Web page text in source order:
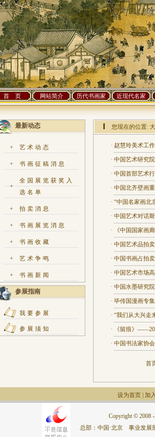
首 页 网站简介 历代书画家 近现代名家
最新动态
+ 艺术动态
+ 书画征稿消息
+
全国展览获奖入
选名单
+ 拍卖消息
+ 书画展览消息
+ 书画收藏
+ 艺术争鸣
+ 书画新闻
参展指南
我要参展
参展须知
您现在的位置:
· 赵慧玲美术工
· 中国艺术研究
· 中国首部艺术
· 中国北齐壁画
· “中国名家画北
· 中国艺术对话
· 《中国国家画
· 中国艺术品拍
· 中国书画占拍
· 中国艺术市场
· 中国水墨研究
· 毕传国漫画专
· “我们从大兴
· 《留痕》
· 中国书法家协
首
设为首页 加
Copyright © 2008
总部：中国·北京 事业发展